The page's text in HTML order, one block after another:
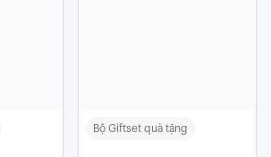
Bộ Giftset quà tặng